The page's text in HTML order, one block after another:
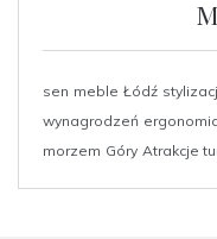
sen meble Łódź
wynagrodzeń
morzem Góry Atrakcje